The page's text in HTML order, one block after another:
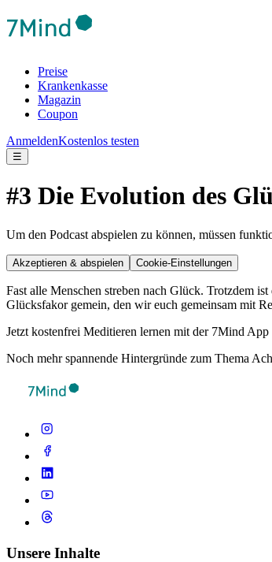
Preise
Krankenkasse
Magazin
Coupon
AnmeldenKostenlos testen
☰
#3 Die Evolution des
Um den Podcast abspielen zu können, müssen
Akzeptieren & abspielen Cookie-Einstellungen
Fast alle Menschen streben nach Glück. Trotzdem
Glücksfakor gemein, den wir euch gemeinsam mit
Jetzt kostenfrei Meditieren lernen mit der 7Mind
Noch mehr spannende Hintergründe zum Thema
Unsere Inhalte